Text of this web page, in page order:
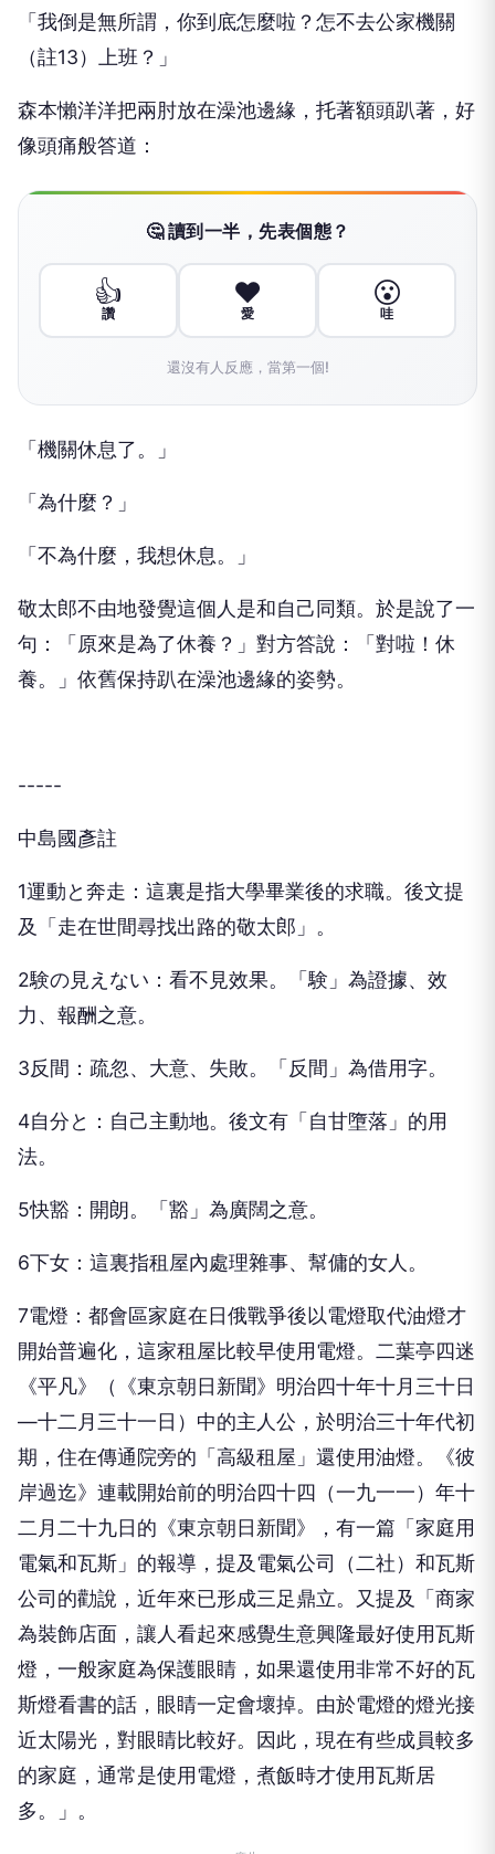
「我倒是無所謂，你到底怎麼啦？怎不去公家機關
（註13）上班？」
森本懶洋洋把兩肘放在澡池邊緣，托著額頭趴著，好
像頭痛般答道：
🤔 讀到一半，先表個態？
👍
讚
❤️
愛
😮
哇
還沒有人反應，當第一個!
「機關休息了。」
「為什麼？」
「不為什麼，我想休息。」
敬太郎不由地發覺這個人是和自己同類。於是說了一
句：「原來是為了休養？」對方答說：「對啦！休
養。」依舊保持趴在澡池邊緣的姿勢。
-----
中島國彥註
1運動と奔走：這裏是指大學畢業後的求職。後文提
及「走在世間尋找出路的敬太郎」。
2験の見えない：看不見效果。「験」為證據、效
力、報酬之意。
3反間：疏忽、大意、失敗。「反間」為借用字。
4自分と：自己主動地。後文有「自甘墮落」的用
法。
5快豁：開朗。「豁」為廣闊之意。
6下女：這裏指租屋內處理雜事、幫傭的女人。
7電燈：都會區家庭在日俄戰爭後以電燈取代油燈才
開始普遍化，這家租屋比較早使用電燈。二葉亭四迷
《平凡》（《東京朝日新聞》明治四十年十月三十日
—十二月三十一日）中的主人公，於明治三十年代初
期，住在傳通院旁的「高級租屋」還使用油燈。《彼
岸過迄》連載開始前的明治四十四（一九一一）年十
二月二十九日的《東京朝日新聞》，有一篇「家庭用
電氣和瓦斯」的報導，提及電氣公司（二社）和瓦斯
公司的勸說，近年來已形成三足鼎立。又提及「商家
為裝飾店面，讓人看起來感覺生意興隆最好使用瓦斯
燈，一般家庭為保護眼睛，如果還使用非常不好的瓦
斯燈看書的話，眼睛一定會壞掉。由於電燈的燈光接
近太陽光，對眼睛比較好。因此，現在有些成員較多
的家庭，通常是使用電燈，煮飯時才使用瓦斯居
多。」。